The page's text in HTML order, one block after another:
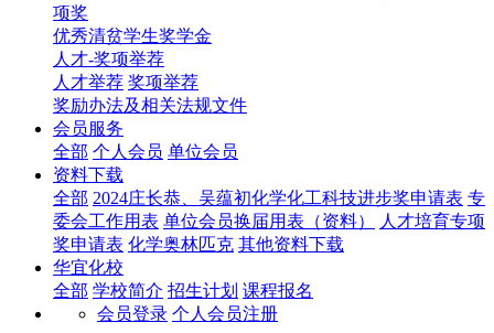
项奖
优秀清贫学生奖学金
人才-奖项举荐
人才举荐 奖项举荐
奖励办法及相关法规文件
会员服务
全部 个人会员 单位会员
资料下载
全部 2024庄长恭、吴蕴初化学化工科技进步奖申请表 专
委会工作用表 单位会员换届用表（资料）
人才培育专项
奖申请表 化学奥林匹克 其他资料下载
华宜化校
全部 学校简介 招生计划 课程报名
会员登录 个人会员注册